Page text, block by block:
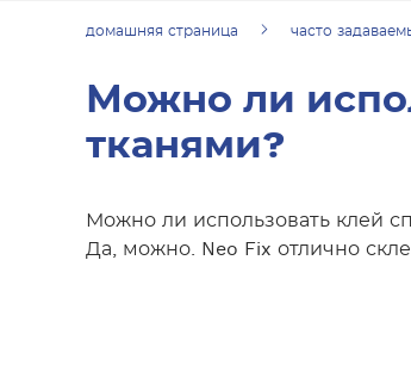
домашняя страница часто
Можно ли
тканями?
Можно ли использовать клей
Да, можно. Neo Fix отлично